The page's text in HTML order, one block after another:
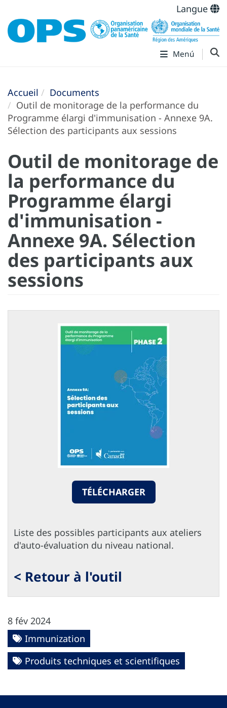
Langue
Menú
Accueil
Documents
Outil de monitorage de la performance du
Programme élargi d'immunisation - Annexe 9A.
Sélection des participants aux sessions
Outil de monitorage de
la performance du
Programme élargi
d'immunisation -
Annexe 9A. Sélection
des participants aux
sessions
TÉLÉCHARGER
Liste des possibles participants aux ateliers
d'auto-évaluation du niveau national.
< Retour à l'outil
8 fév 2024
Immunization
Produits techniques et scientifiques